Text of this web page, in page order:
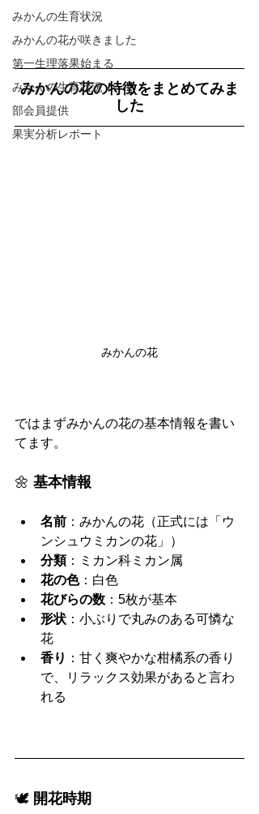
みかんの生育状況
みかんの花が咲きました
第一生理落果始まる
みかんの生育状況
部会員提供
果実分析レポート
みかんの花の特徴をまとめてみま
した
みかんの花
ではまずみかんの花の基本情報を書い
てます。
🌼 基本情報
名前 ：みかんの花（正式には「ウ
ンシュウミカンの花」）
分類：ミカン科ミカン属
花の色：白色
花びらの数 ：5枚が基本
形状 ：小ぶりで丸みのある可憐な
花
香り ：甘く爽やかな柑橘系の香り
で、リラックス効果があると言わ
れる
🕊️ 開花時期